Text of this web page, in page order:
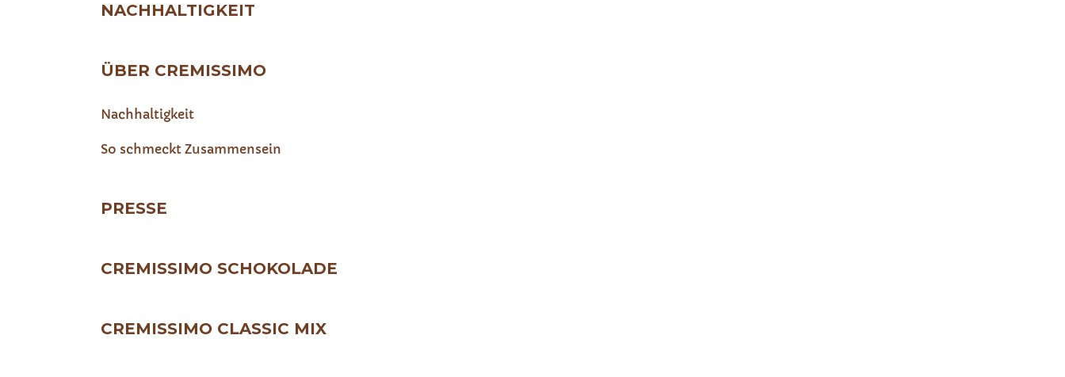
NACHHALTIGKEIT
ÜBER CREMISSIMO
Nachhaltigkeit
So schmeckt Zusammensein
PRESSE
CREMISSIMO SCHOKOLADE
CREMISSIMO CLASSIC MIX